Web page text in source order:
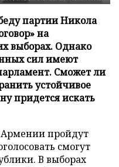
партии Никола
на
выборах. Однако
сил имеют
Сможет ли
устойчивое
придется искать
Армении пройдут
смогут
В выборах